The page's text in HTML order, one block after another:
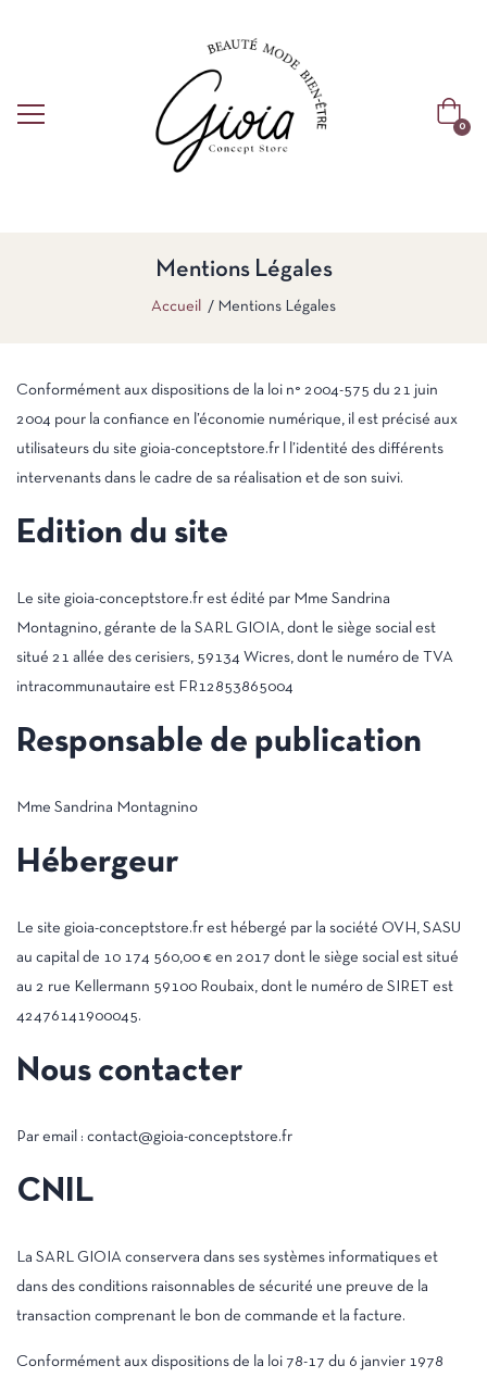
0
Mentions Légales
Accueil Mentions Légales
Conformément aux dispositions de la loi n° 2004-575 du 21 juin
2004 pour la confiance en l’économie numérique, il est précisé aux
utilisateurs du site gioia-conceptstore.fr l l’identité des différents
intervenants dans le cadre de sa réalisation et de son suivi.
Edition du site
Le site gioia-conceptstore.fr est édité par Mme Sandrina
Montagnino, gérante de la SARL GIOIA, dont le siège social est
situé 21 allée des cerisiers, 59134 Wicres, dont le numéro de TVA
intracommunautaire est FR12853865004
Responsable de publication
Mme Sandrina Montagnino
Hébergeur
Le site gioia-conceptstore.fr est hébergé par la société OVH, SASU
au capital de 10 174 560,00 € en 2017 dont le siège social est situé
au 2 rue Kellermann 59100 Roubaix, dont le numéro de SIRET est
42476141900045.
Nous contacter
Par email : contact@gioia-conceptstore.fr
CNIL
La SARL GIOIA conservera dans ses systèmes informatiques et
dans des conditions raisonnables de sécurité une preuve de la
transaction comprenant le bon de commande et la facture.
Conformément aux dispositions de la loi 78-17 du 6 janvier 1978